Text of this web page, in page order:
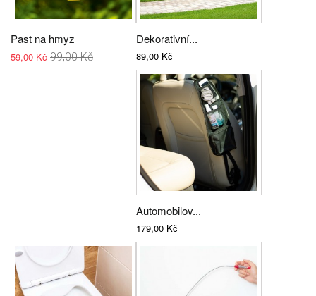
Past na hmyz
59,00 Kč 99,00 Kč
Dekorativní...
89,00 Kč
Automobilov...
179,00 Kč